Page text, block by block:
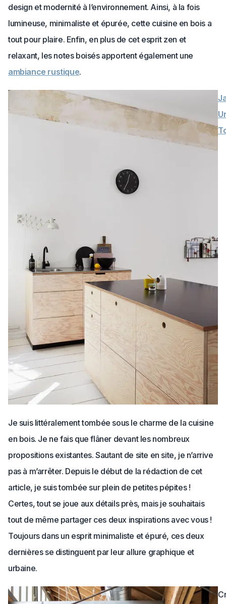
design et modernité à l’environnement. Ainsi, à la fois
lumineuse, minimaliste et épurée, cette cuisine en bois a
tout pour plaire. Enfin, en plus de cet esprit zen et
relaxant, les notes boisés apportent également une
ambiance rustique.
Je suis littéralement tombée sous le charme de la cuisine
en bois. Je ne fais que flâner devant les nombreux
propositions existantes. Sautant de site en site, je n’arrive
pas à m’arrêter. Depuis le début de la rédaction de cet
article, je suis tombée sur plein de petites pépites !
Certes, tout se joue aux détails près, mais je souhaitais
tout de même partager ces deux inspirations avec vous !
Toujours dans un esprit minimaliste et épuré, ces deux
dernières se distinguent par leur allure graphique et
urbaine.